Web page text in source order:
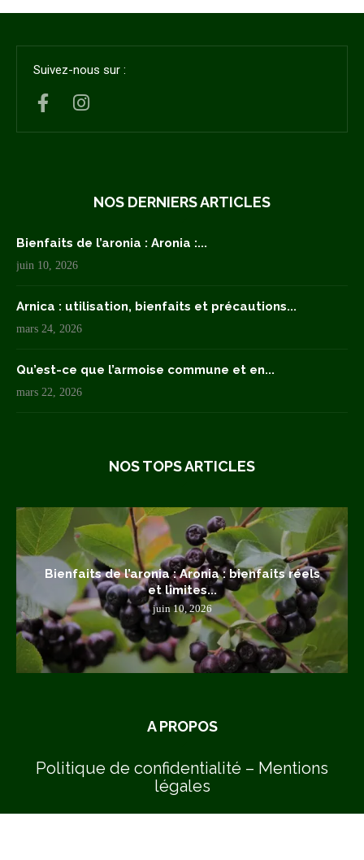
Suivez-nous sur :
NOS DERNIERS ARTICLES
Bienfaits de l’aronia : Aronia :...
juin 10, 2026
Arnica : utilisation, bienfaits et précautions...
mars 24, 2026
Qu’est-ce que l’armoise commune et en...
mars 22, 2026
NOS TOPS ARTICLES
Bienfaits de l’aronia : Aronia : bienfaits réels
et limites...
juin 10, 2026
A PROPOS
Politique de confidentialité – Mentions
légales